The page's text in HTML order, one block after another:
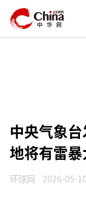
中央气象
地将有雷
环球网 2026-05-